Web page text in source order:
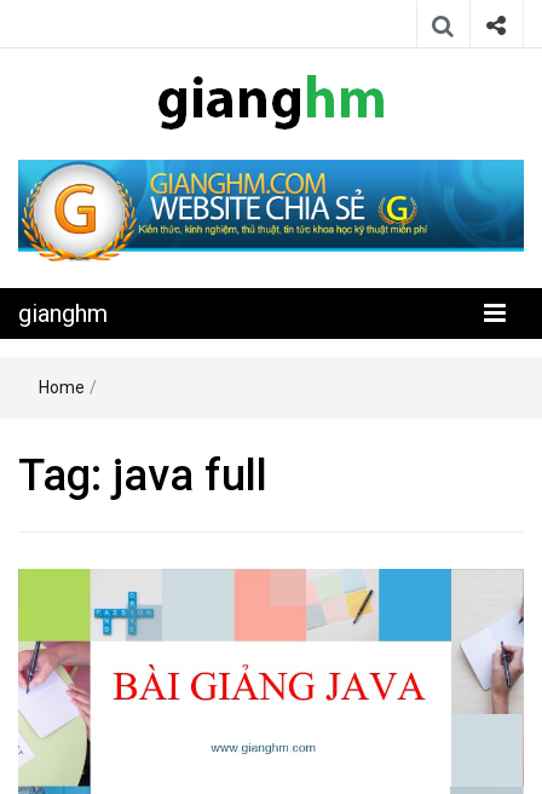
gianghm
kỹ thuật miễn phí
gianghm
Home /
Tag: java full